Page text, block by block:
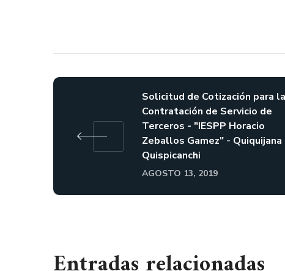
Solicitud de Cotización para la
Contratación de Servicio de
Terceros - "IESPP Horacio
Zeballos Gamez" - Quiquijana
Quispicanchi
AGOSTO 13, 2019